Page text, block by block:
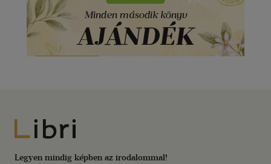
Libri
Legyen mindig képben az irodalommal!